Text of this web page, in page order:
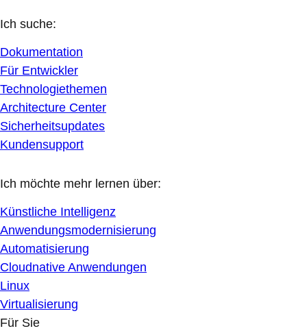
Ich suche:
Dokumentation
Für Entwickler
Technologiethemen
Architecture Center
Sicherheitsupdates
Kundensupport
Ich möchte mehr lernen über:
Künstliche Intelligenz
Anwendungsmodernisierung
Automatisierung
Cloudnative Anwendungen
Linux
Virtualisierung
Für Sie